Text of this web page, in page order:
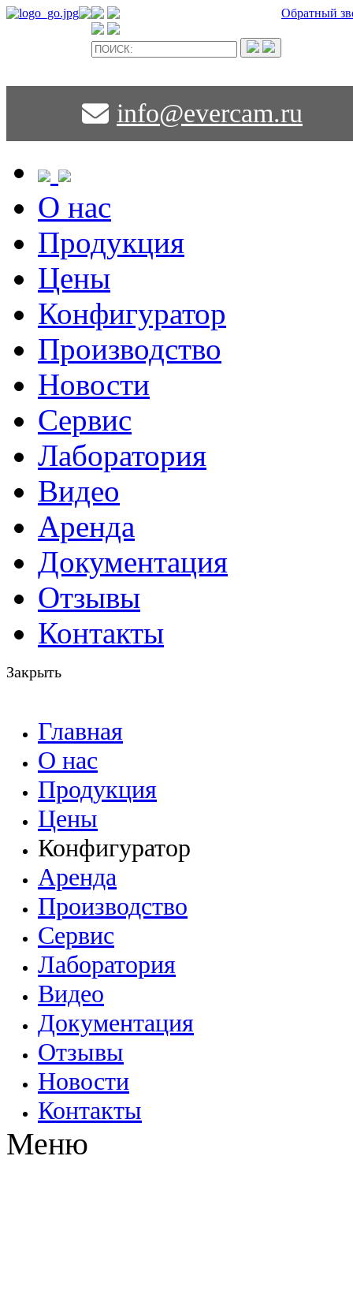
Обратный
info@evercam.ru
О нас
Продукция
Цены
Конфигуратор
Производство
Новости
Сервис
Лаборатория
Видео
Аренда
Документация
Отзывы
Контакты
Закрыть
Главная
О нас
Продукция
Цены
Конфигуратор
Аренда
Производство
Сервис
Лаборатория
Видео
Документация
Отзывы
Новости
Контакты
Меню